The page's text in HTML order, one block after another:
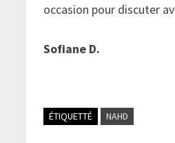
occasion pour discuter
Sofiane D.
ÉTIQUETTÉ NAHD